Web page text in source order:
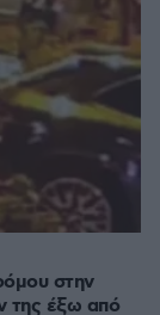
στην
της έξω από